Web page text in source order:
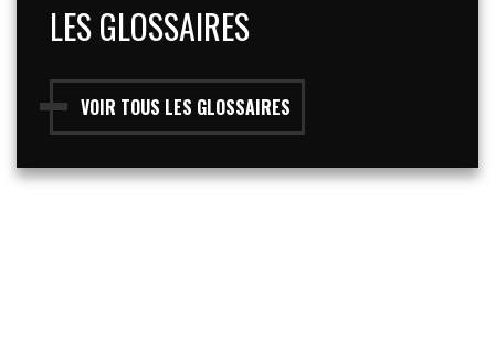
LES GLOSSAIRES
VOIR TOUS LES GLOSSAIRES